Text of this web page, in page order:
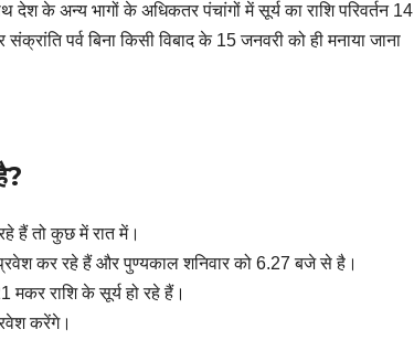
देश के अन्य भागों के अधिकतर पंचांगों में सूर्य का राशि परिवर्तन 14
पर्व बिना किसी विबाद के 15 जनवरी को ही मनाया जाना
हैं तो कुछ में रात में।
कर रहे हैं और पुण्यकाल शनिवार को 6.27 बजे से है।
मकर राशि के सूर्य हो रहे हैं।
करेंगे।